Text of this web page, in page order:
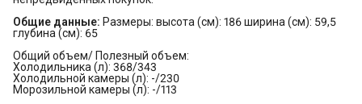
Общие данные: Размеры: высота (см): 186 ширина (см): 59,5
глубина (см): 65
Общий объем/ Полезный объем:
Холодильника (л): 368/343
Холодильной камеры (л): -/230
Морозильной камеры (л): -/113